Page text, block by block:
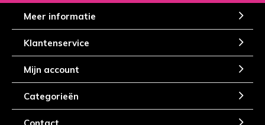
Meer informatie
Klantenservice
Mijn account
Categorieën
Contact